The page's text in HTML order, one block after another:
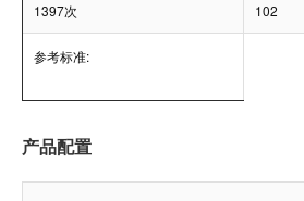
1397次
102
参考标准:
产品配置